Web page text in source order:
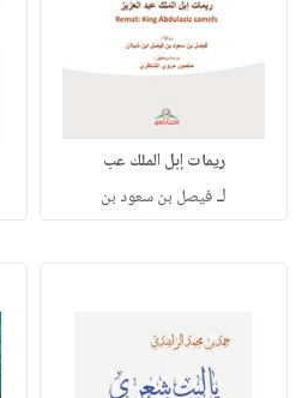
ريمات إبل الملك عب
لـفيصل بن سعود بن